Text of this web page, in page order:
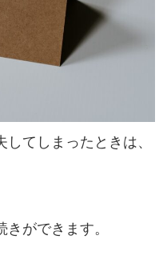
てしまったときは、
ができます。